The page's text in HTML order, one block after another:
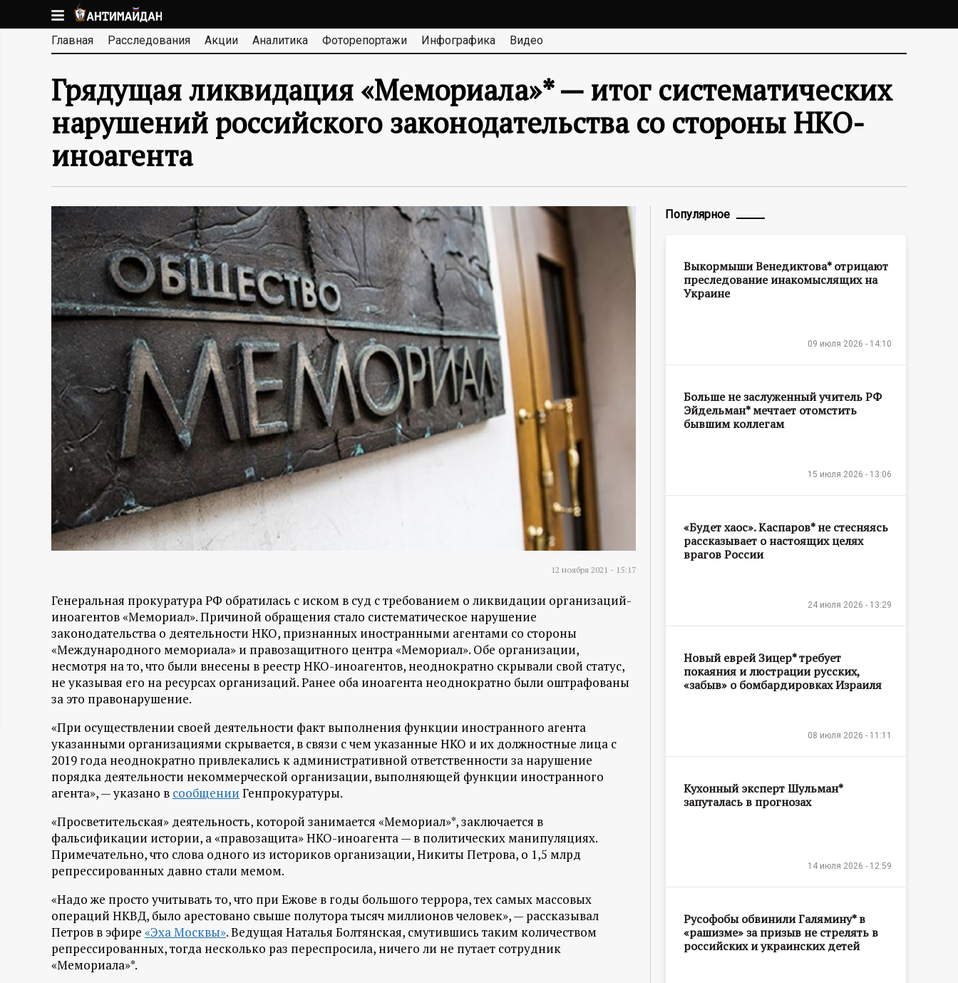
к
основномуА
Н
Т
И
М
А
Й
Д
А
Н
-
и
н
ф
о
р
м
а
ц
и
о
н
н
ы
й
п
о
р
Главная Расследования Акции Аналитика Фоторепортажи Инфографика Видео
Грядущая ликвидация «Мемориала»* — итог систематических
нарушений российского законодательства со стороны НКО-
иноагента
12 ноября 2021 - 15:17
Генеральная прокуратура РФ обратилась с иском в суд с требованием о ликвидации организаций-
иноагентов «Мемориал». Причиной обращения стало систематическое нарушение
законодательства о деятельности НКО, признанных иностранными агентами со стороны
«Международного мемориала» и правозащитного центра «Мемориал». Обе организации,
несмотря на то, что были внесены в реестр НКО-иноагентов, неоднократно скрывали свой статус,
не указывая его на ресурсах организаций. Ранее оба иноагента неоднократно были оштрафованы
за это правонарушение.
«При осуществлении своей деятельности факт выполнения функции иностранного агента
указанными организациями скрывается, в связи с чем указанные НКО и их должностные лица с
2019 года неоднократно привлекались к административной ответственности за нарушение
порядка деятельности некоммерческой организации, выполняющей функции иностранного
агента», — указано в сообщении Генпрокуратуры.
«Просветительская» деятельность, которой занимается «Мемориал»*, заключается в
фальсификации истории, а «правозащита» НКО-иноагента — в политических манипуляциях.
Примечательно, что слова одного из историков организации, Никиты Петрова, о 1,5 млрд
репрессированных давно стали мемом.
«Надо же просто учитывать то, что при Ежове в годы большого террора, тех самых массовых
операций НКВД, было арестовано свыше полутора тысяч миллионов человек», — рассказывал
Петров в эфире «Эха Москвы». Ведущая Наталья Болтянская, смутившись таким количеством
репрессированных, тогда несколько раз переспросила, ничего ли не путает сотрудник
«Мемориала»*.
Популярное
Выкормыши Венедиктова* отрицают
преследование инакомыслящих на
Украине
09 июля 2026 - 14:10
Больше не заслуженный учитель РФ
Эйдельман* мечтает отомстить
бывшим коллегам
15 июля 2026 - 13:06
«Будет хаос». Каспаров* не стесняясь
рассказывает о настоящих целях
врагов России
24 июля 2026 - 13:29
Новый еврей Зицер* требует
покаяния и люстрации русских,
«забыв» о бомбардировках Израиля
08 июля 2026 - 11:11
Кухонный эксперт Шульман*
запуталась в прогнозах
14 июля 2026 - 12:59
Русофобы обвинили Галямину* в
«рашизме» за призыв не стрелять в
российских и украинских детей